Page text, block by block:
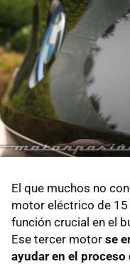
El que muchos no
motor eléctrico de 15
función crucial en el
Ese tercer motor se
ayudar en el